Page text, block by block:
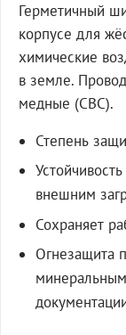
Герметичный
корпусе для
химические
в земле.
медные (СВС).
Степень
внешним
Сохраняет
Огнезащита